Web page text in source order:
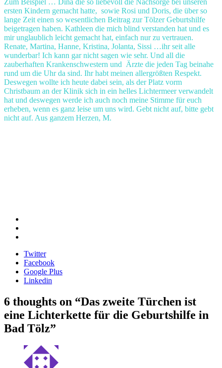
ersten Kindern gemacht hatte, sowie Rosi und Doris, die über so
lange Zeit einen so wesentlichen Beitrag zur Tölzer Geburtshilfe
beigetragen haben. Kathleen die mich blind verstanden hat und es
mir unglaublich leicht gemacht hat, einfach nur zu vertrauen.
Renate, Martina, Hanne, Kristina, Jolanta, Sissi …ihr seit alle
wunderbar! Ich kann gar nicht sagen wie sehr. Und all die
zauberhaften Krankenschwestern und Ärzte die jeden Tag beinahe
rund um die Uhr da sind. Ihr habt meinen allergrößten Respekt.
Deswegen wollte ich heute dabei sein, als der Platz vorm
Christbaum an der Klinik sich in ein helles Lichtermeer verwandelt
hat und deswegen werde ich auch noch meine Stimme für euch
erheben, wenn es ganz leise um uns wird. Gebt nicht auf, bitte gebt
nicht auf. Aus ganzem Herzen, M.
Twitter
Facebook
Google Plus
Linkedin
Beitragsnavigation
6 thoughts on “Das zweite Türchen ist
eine Lichterkette für die Geburtshilfe in
Bad Tölz”